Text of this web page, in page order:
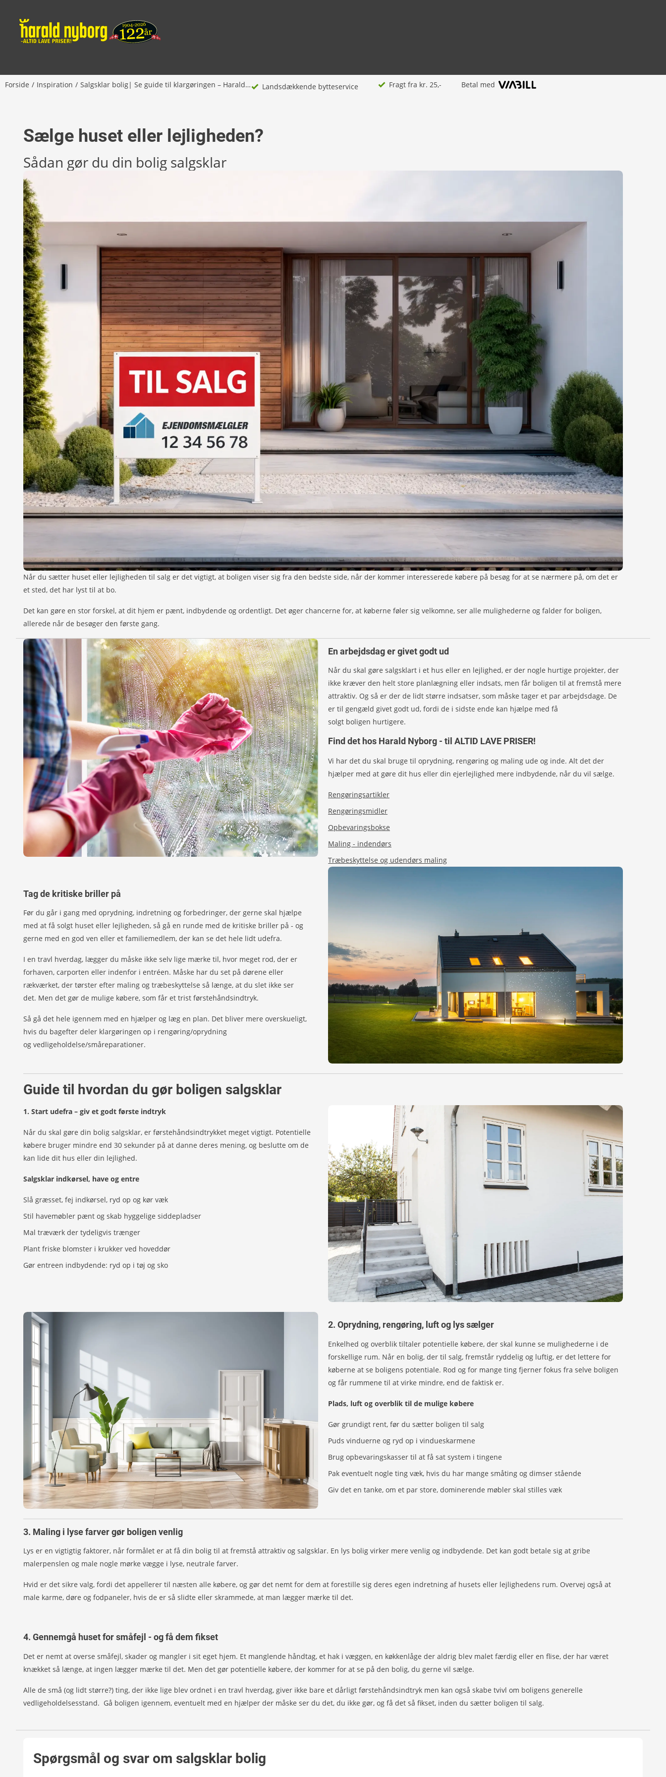
Forside Inspiration Salgsklar bolig| Se guide til klargøringen – Harald Nyborg Landsdækkende bytteservice Fragt fra kr. 25,- Betal med
Sælge huset eller lejligheden?
Sådan gør du din bolig salgsklar
Når du sætter huset eller lejligheden til salg er det vigtigt, at boligen viser sig fra den bedste side, når der kommer interesserede købere på besøg for at se nærmere på, om det er
et sted, det har lyst til at bo.
Det kan gøre en stor forskel, at dit hjem er pænt, indbydende og ordentligt. Det øger chancerne for, at køberne føler sig velkomne, ser alle mulighederne og falder for boligen,
allerede når de besøger den første gang.
En arbejdsdag er givet godt ud
Når du skal gøre salgsklart i et hus eller en lejlighed, er der nogle hurtige projekter, der
ikke kræver den helt store planlægning eller indsats, men får boligen til at fremstå mere
attraktiv. Og så er der de lidt større indsatser, som måske tager et par arbejdsdage. De
er til gengæld givet godt ud, fordi de i sidste ende kan hjælpe med få
solgt boligen hurtigere.
Find det hos Harald Nyborg - til ALTID LAVE PRISER!
Vi har det du skal bruge til oprydning, rengøring og maling ude og inde. Alt det der
hjælper med at gøre dit hus eller din ejerlejlighed mere indbydende, når du vil sælge.
Rengøringsartikler
Rengøringsmidler
Opbevaringsbokse
Maling - indendørs
Træbeskyttelse og udendørs maling
Tag de kritiske briller på
Før du går i gang med oprydning, indretning og forbedringer, der gerne skal hjælpe
med at få solgt huset eller lejligheden, så gå en runde med de kritiske briller på - og
gerne med en god ven eller et familiemedlem, der kan se det hele lidt udefra.
I en travl hverdag, lægger du måske ikke selv lige mærke til, hvor meget rod, der er
forhaven, carporten eller indenfor i entréen. Måske har du set på dørene eller
rækværket, der tørster efter maling og træbeskyttelse så længe, at du slet ikke ser
det. Men det gør de mulige købere, som får et trist førstehåndsindtryk.
Så gå det hele igennem med en hjælper og læg en plan. Det bliver mere overskueligt,
hvis du bagefter deler klargøringen op i rengøring/oprydning
og vedligeholdelse/småreparationer.
Guide til hvordan du gør boligen salgsklar
1. Start udefra – giv et godt første indtryk
Når du skal gøre din bolig salgsklar, er førstehåndsindtrykket meget vigtigt. Potentielle
købere bruger mindre end 30 sekunder på at danne deres mening, og beslutte om de
kan lide dit hus eller din lejlighed.
Salgsklar indkørsel, have og entre
Slå græsset, fej indkørsel, ryd op og kør væk
Stil havemøbler pænt og skab hyggelige siddepladser
Mal træværk der tydeligvis trænger
Plant friske blomster i krukker ved hoveddør
Gør entreen indbydende: ryd op i tøj og sko
2. Oprydning, rengøring, luft og lys sælger
Enkelhed og overblik tiltaler potentielle købere, der skal kunne se mulighederne i de
forskellige rum. Når en bolig, der til salg, fremstår ryddelig og luftig, er det lettere for
køberne at se boligens potentiale. Rod og for mange ting fjerner fokus fra selve boligen
og får rummene til at virke mindre, end de faktisk er.
Plads, luft og overblik til de mulige købere
Gør grundigt rent, før du sætter boligen til salg
Puds vinduerne og ryd op i vindueskarmene
Brug opbevaringskasser til at få sat system i tingene
Pak eventuelt nogle ting væk, hvis du har mange småting og dimser stående
Giv det en tanke, om et par store, dominerende møbler skal stilles væk
3. Maling i lyse farver gør boligen venlig
Lys er en vigtigtig faktorer, når formålet er at få din bolig til at fremstå attraktiv og salgsklar. En lys bolig virker mere venlig og indbydende. Det kan godt betale sig at gribe
malerpenslen og male nogle mørke vægge i lyse, neutrale farver.
Hvid er det sikre valg, fordi det appellerer til næsten alle købere, og gør det nemt for dem at forestille sig deres egen indretning af husets eller lejlighedens rum. Overvej også at
male karme, døre og fodpaneler, hvis de er så slidte eller skrammede, at man lægger mærke til det.
4. Gennemgå huset for småfejl - og få dem fikset
Det er nemt at overse småfejl, skader og mangler i sit eget hjem. Et manglende håndtag, et hak i væggen, en køkkenlåge der aldrig blev malet færdig eller en flise, der har været
knækket så længe, at ingen lægger mærke til det. Men det gør potentielle købere, der kommer for at se på den bolig, du gerne vil sælge.
Alle de små (og lidt større?) ting, der ikke lige blev ordnet i en travl hverdag, giver ikke bare et dårligt førstehåndsindtryk men kan også skabe tvivl om boligens generelle
vedligeholdelsesstand. Gå boligen igennem, eventuelt med en hjælper der måske ser du det, du ikke gør, og få det så fikset, inden du sætter boligen til salg.
Spørgsmål og svar om salgsklar bolig